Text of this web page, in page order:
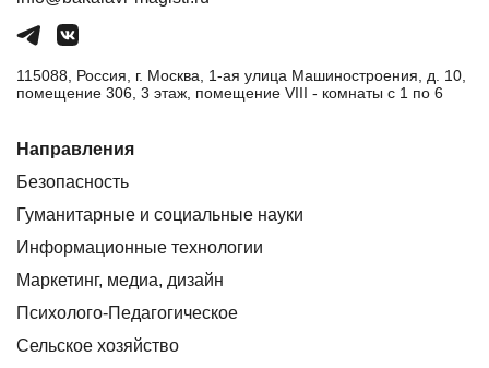
115088, Россия, г. Москва, 1-ая улица Машиностроения, д. 10,
помещение 306, 3 этаж, помещение VIII - комнаты с 1 по 6
Направления
Безопасность
Гуманитарные и социальные науки
Информационные технологии
Маркетинг, медиа, дизайн
Психолого-Педагогическое
Сельское хозяйство